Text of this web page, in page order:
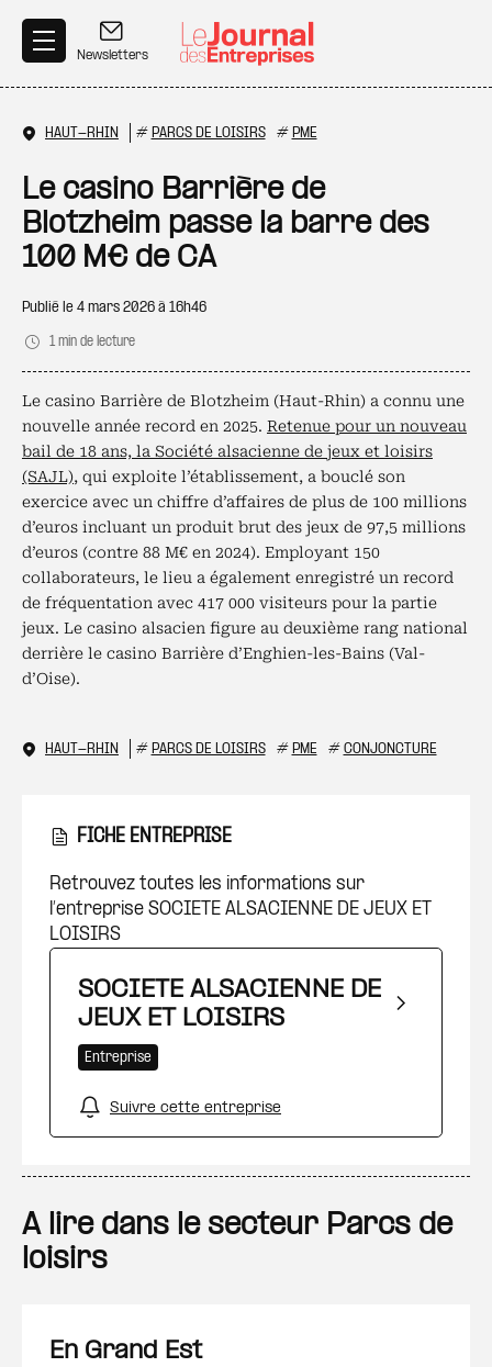
Newsletters
HAUT-RHIN # PARCS DE LOISIRS # PME
Le casino Barrière de
Blotzheim passe la barre des
100 M€ de CA
Publié le 4 mars 2026 à 16h46
1 min de lecture
Le casino Barrière de Blotzheim (Haut-Rhin) a connu une
nouvelle année record en 2025. Retenue pour un nouveau
bail de 18 ans, la Société alsacienne de jeux et loisirs
(SAJL), qui exploite l’établissement, a bouclé son
exercice avec un chiffre d’affaires de plus de 100 millions
d’euros incluant un produit brut des jeux de 97,5 millions
d’euros (contre 88 M€ en 2024). Employant 150
collaborateurs, le lieu a également enregistré un record
de fréquentation avec 417 000 visiteurs pour la partie
jeux. Le casino alsacien figure au deuxième rang national
derrière le casino Barrière d’Enghien-les-Bains (Val-
d’Oise).
HAUT-RHIN # PARCS DE LOISIRS # PME # CONJONCTURE
FICHE ENTREPRISE
Retrouvez toutes les informations sur
l’entreprise SOCIETE ALSACIENNE DE JEUX ET
LOISIRS
SOCIETE ALSACIENNE DE
JEUX ET LOISIRS
Entreprise
Suivre cette entreprise
A lire dans le secteur Parcs de
loisirs
En Grand Est